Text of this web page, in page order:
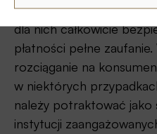
kiedy ludzie nabiorą
dla nich całkowicie
płatności pełne
rozciąganie na
w niektórych
należy potraktować jako
instytucji